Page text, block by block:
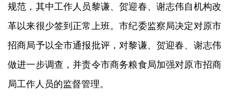
规范，其中工作人员黎谦、贺迎春、谢志伟自机构改
革以来很少签到正常上班。市纪委监察局决定对原市
招商局予以全市通报批评，对黎谦、贺迎春、谢志伟
做进一步调查，并责令市商务粮食局加强对原市招商
局工作人员的监督管理。